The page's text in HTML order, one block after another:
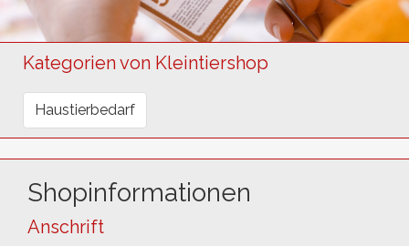
Kategorien von Kleintiershop
Haustierbedarf
Shopinformationen
Anschrift